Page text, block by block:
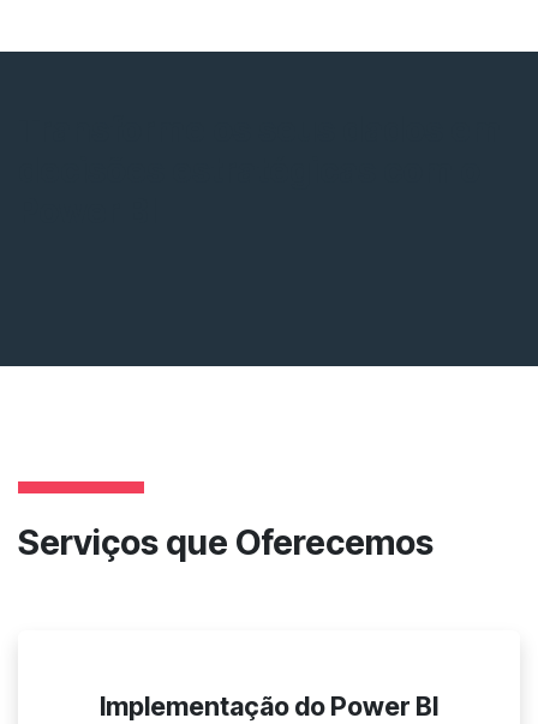
Serviços que Oferecemos
Implementação do Power BI